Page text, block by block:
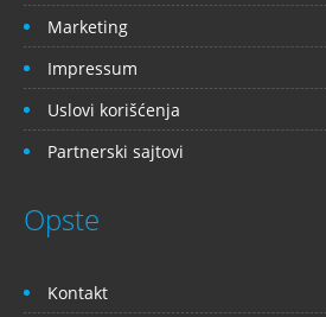
Marketing
Impressum
Uslovi korišćenja
Partnerski sajtovi
Opste
Kontakt